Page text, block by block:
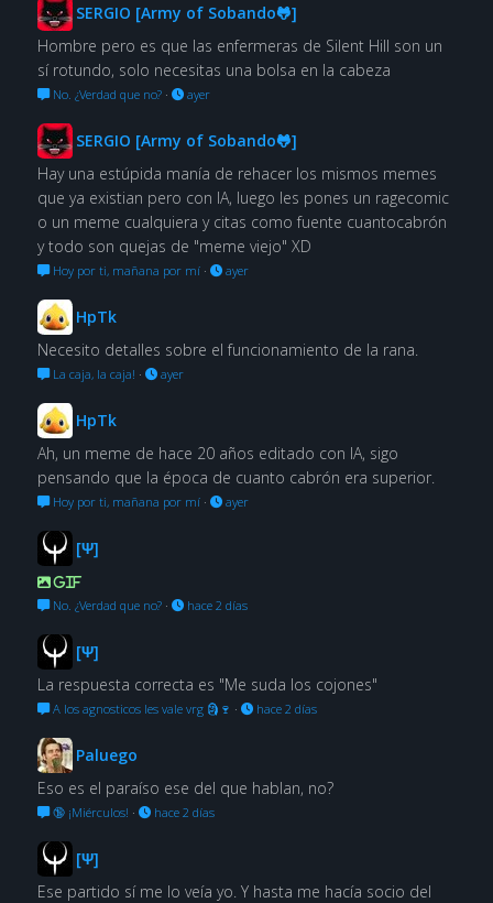
SERGIO [Army of Sobando🐸]
Hombre pero es que las enfermeras de Silent Hill son un
sí rotundo, solo necesitas una bolsa en la cabeza
No. ¿Verdad que no?· ayer
SERGIO [Army of Sobando🐸]
Hay una estúpida manía de rehacer los mismos memes
que ya existian pero con IA, luego les pones un ragecomic
o un meme cualquiera y citas como fuente cuantocabrón
y todo son quejas de "meme viejo" XD
Hoy por ti, mañana por mí· ayer
HpTk
Necesito detalles sobre el funcionamiento de la rana.
La caja, la caja! · ayer
HpTk
Ah, un meme de hace 20 años editado con IA, sigo
pensando que la época de cuanto cabrón era superior.
Hoy por ti, mañana por mí· ayer
[Ψ]
GIF
No. ¿Verdad que no?· hace 2 días
[Ψ]
La respuesta correcta es "Me suda los cojones"
A los agnosticos les vale vrg 🗿🍷 · hace 2 días
Paluego
Eso es el paraíso ese del que hablan, no?
🔞 ¡Miérculos! · hace 2 días
[Ψ]
Ese partido sí me lo veía yo. Y hasta me hacía socio del